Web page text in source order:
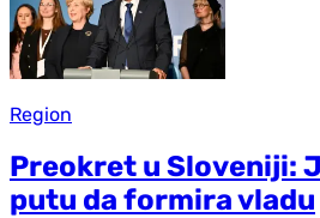
Region
Preokret u Sloveniji:
putu da formira vladu